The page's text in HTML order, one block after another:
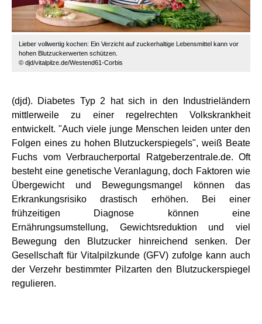
Lieber vollwertig kochen: Ein Verzicht auf zuckerhaltige Lebensmittel kann vor
hohen Blutzuckerwerten schützen.
© djd/vitalpilze.de/Westend61-Corbis
(djd). Diabetes Typ 2 hat sich in den Industrieländern
mittlerweile zu einer regelrechten Volkskrankheit
entwickelt. "Auch viele junge Menschen leiden unter den
Folgen eines zu hohen Blutzuckerspiegels", weiß Beate
Fuchs vom Verbraucherportal Ratgeberzentrale.de. Oft
besteht eine genetische Veranlagung, doch Faktoren wie
Übergewicht und Bewegungsmangel können das
Erkrankungsrisiko drastisch erhöhen. Bei einer
frühzeitigen Diagnose können eine
Ernährungsumstellung, Gewichtsreduktion und viel
Bewegung den Blutzucker hinreichend senken. Der
Gesellschaft für Vitalpilzkunde (GFV) zufolge kann auch
der Verzehr bestimmter Pilzarten den Blutzuckerspiegel
regulieren.